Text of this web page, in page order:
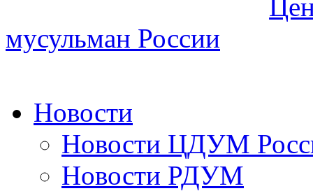
мусульман России
Новости
Новости ЦДУМ
Новости РДУМ